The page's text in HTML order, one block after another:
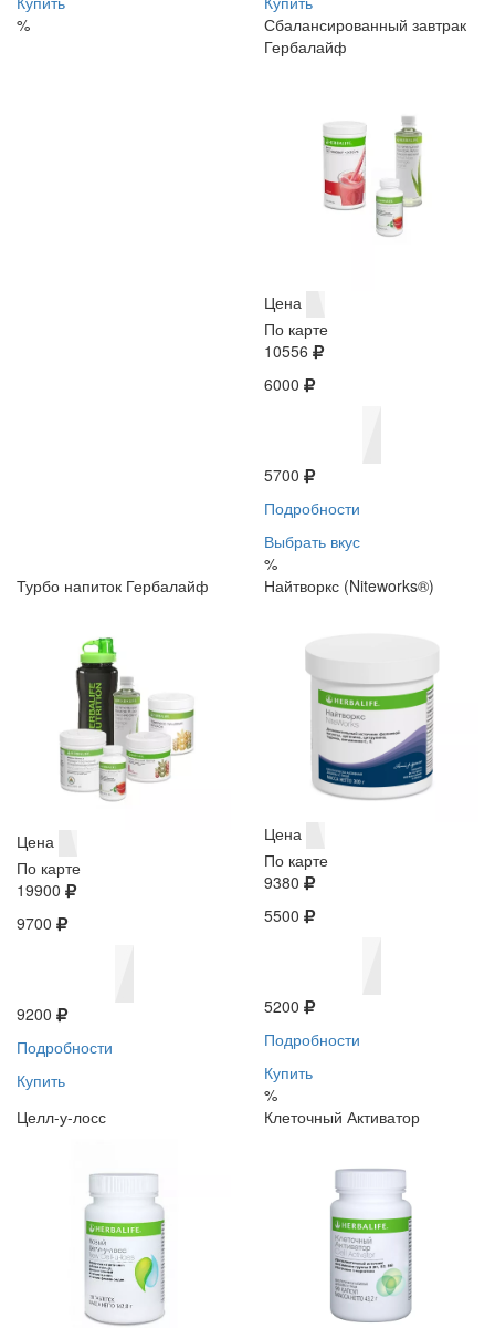
%
Сбалансированный завтрак
Гербалайф
Цена
По карте
10556
6000
5700
Подробности
Выбрать вкус
%
Турбо напиток Гербалайф
Цена
По карте
19900
9700
9200
Подробности
Купить
Найтворкс (Niteworks®)
Цена
По карте
9380
5500
5200
Подробности
Купить
%
Целл-у-лосс
Клеточный Активатор